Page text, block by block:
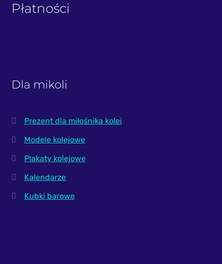
Płatności
Dla mikoli
Prezent dla miłośnika kolei
Modele kolejowe
Plakaty kolejowe
Kalendarze
Kubki barowe